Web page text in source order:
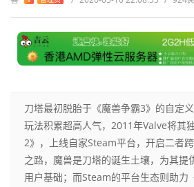
刀塔最初脱胎于《魔兽争霸3》的自定
玩法积累超高人气，2011年Valve将其
2》，上线自家Steam平台，开启二者
之路，魔兽是刀塔的诞生土壤，为其提
用户基础；而Steam的平台生态则助力